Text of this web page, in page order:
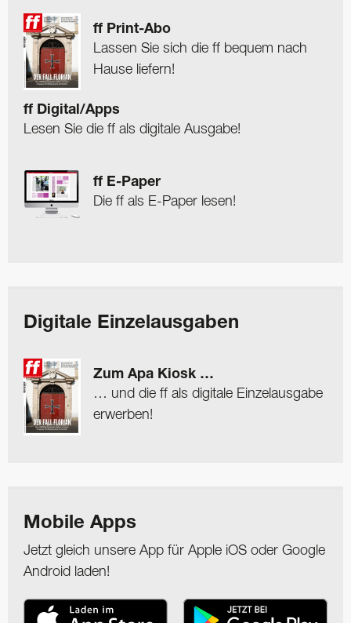
ff Print-Abo
Lassen Sie sich die ff bequem nach
Hause liefern!
ff Digital/Apps
Lesen Sie die ff als digitale Ausgabe!
ff E-Paper
Die ff als E-Paper lesen!
Digitale Einzelausgaben
Zum Apa Kiosk …
… und die ff als digitale Einzelausgabe
erwerben!
Mobile Apps
Jetzt gleich unsere App für Apple iOS oder Google
Android laden!